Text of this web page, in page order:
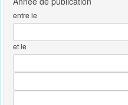
entre le
et le